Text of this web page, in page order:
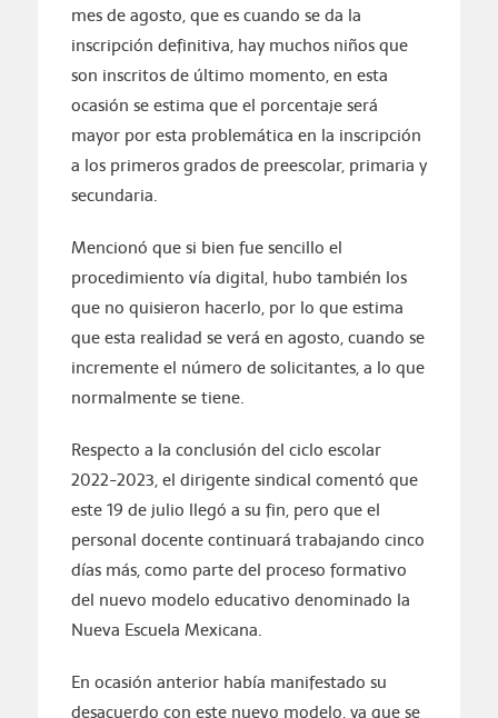
mes de agosto, que es cuando se da la
inscripción definitiva, hay muchos niños que
son inscritos de último momento, en esta
ocasión se estima que el porcentaje será
mayor por esta problemática en la inscripción
a los primeros grados de preescolar, primaria y
secundaria.
Mencionó que si bien fue sencillo el
procedimiento vía digital, hubo también los
que no quisieron hacerlo, por lo que estima
que esta realidad se verá en agosto, cuando se
incremente el número de solicitantes, a lo que
normalmente se tiene.
Respecto a la conclusión del ciclo escolar
2022-2023, el dirigente sindical comentó que
este 19 de julio llegó a su fin, pero que el
personal docente continuará trabajando cinco
días más, como parte del proceso formativo
del nuevo modelo educativo denominado la
Nueva Escuela Mexicana.
En ocasión anterior había manifestado su
desacuerdo con este nuevo modelo, ya que se